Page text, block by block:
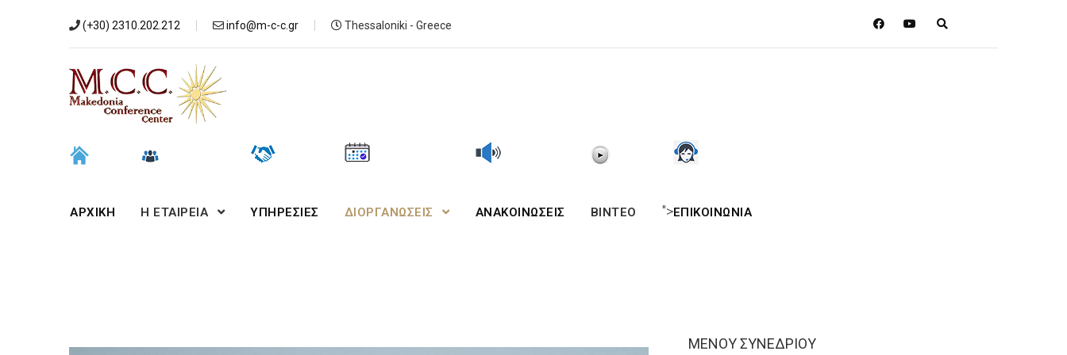
(+30) 2310.202.212 info@m-c-c.gr Thessaloniki - Greece
ΑΡΧΙΚΉ Η ΕΤΑΙΡΕΙΑ ΥΠΗΡΕΣΙΕΣ ΔΙΟΡΓΑΝΩΣΕΙΣ ΑΝΑΚΟΙΝΩΣΕΙΣ BINTEO ">ΕΠΙΚΟΙΝΩΝΙΑ
ΜΕΝΟΥ ΣΥΝΕΔΡΙΟΥ